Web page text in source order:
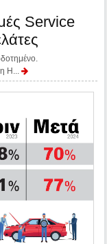
Service
η H...